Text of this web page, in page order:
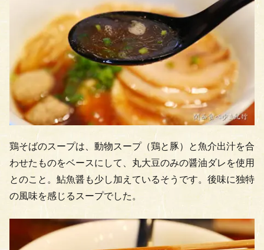
鶏そばのスープは、動物スープ（鶏と豚）と魚介出汁を合
わせたものをベースにして、丸大豆のみの醤油ダレを使用
とのこと。鮎魚醤も少し加えているそうです。後味に独特
の風味を感じるスープでした。